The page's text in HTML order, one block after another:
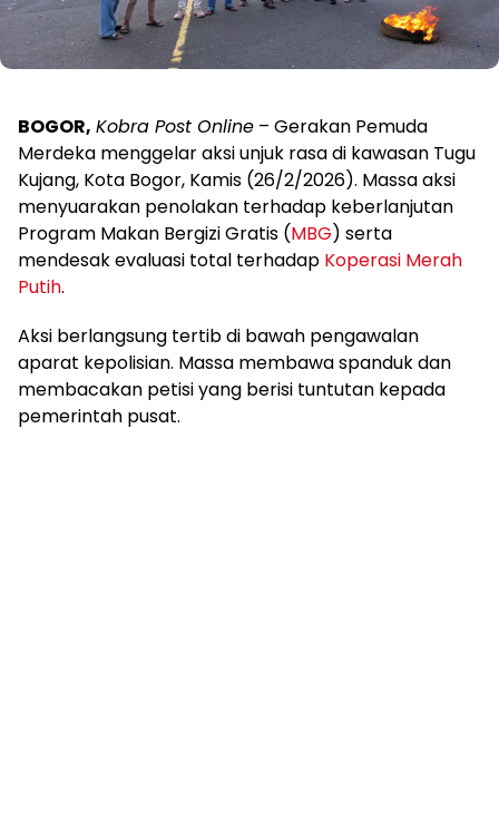
BOGOR, Kobra Post Online – Gerakan Pemuda
Merdeka menggelar aksi unjuk rasa di kawasan Tugu
Kujang, Kota Bogor, Kamis (26/2/2026). Massa aksi
menyuarakan penolakan terhadap keberlanjutan
Program Makan Bergizi Gratis (MBG) serta
mendesak evaluasi total terhadap Koperasi Merah
Putih.
Aksi berlangsung tertib di bawah pengawalan
aparat kepolisian. Massa membawa spanduk dan
membacakan petisi yang berisi tuntutan kepada
pemerintah pusat.